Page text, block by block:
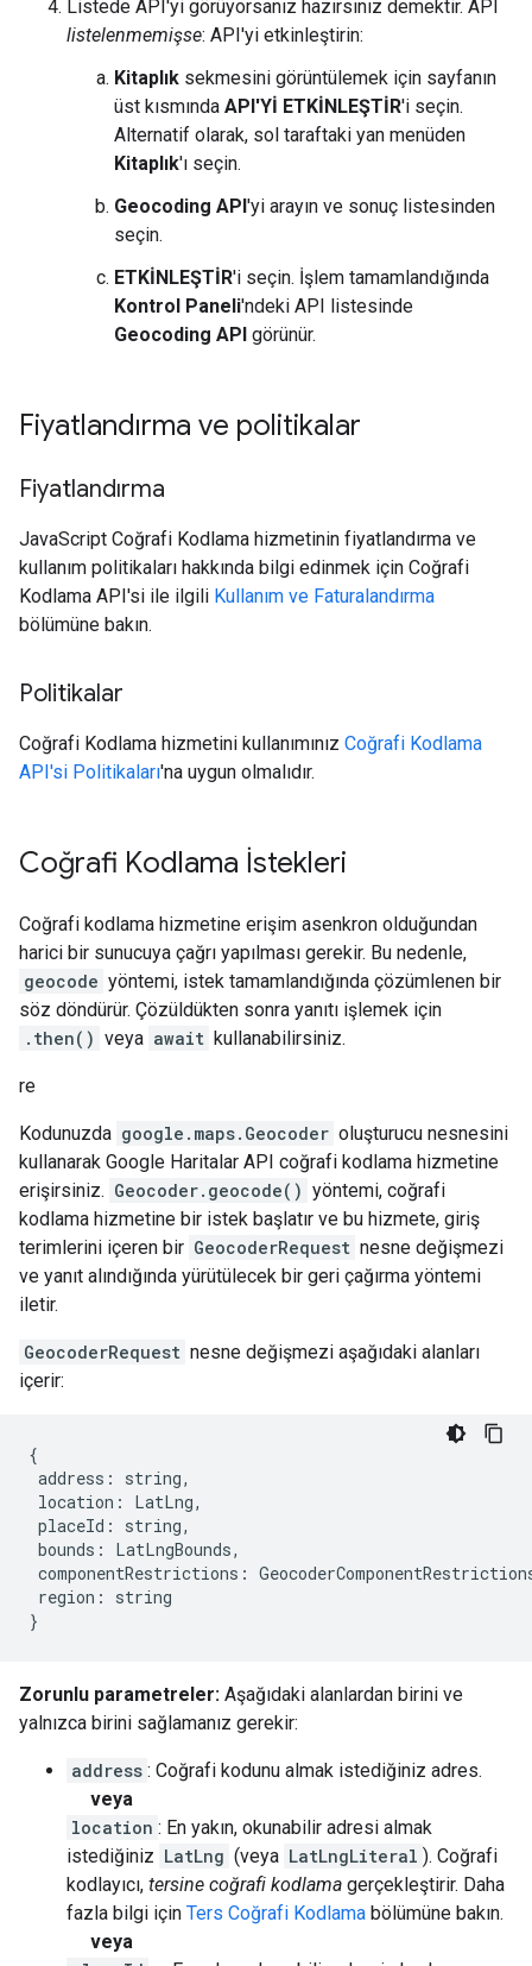
Listede API'yi görüyorsanız hazırsınız demektir. API
listelenmemişse: API'yi etkinleştirin:
Kitaplık sekmesini görüntülemek için sayfanın
üst kısmında API'Yİ ETKİNLEŞTİR'i seçin.
Alternatif olarak, sol taraftaki yan menüden
Kitaplık'ı seçin.
Geocoding API 'yi arayın ve sonuç listesinden
seçin.
ETKİNLEŞTİR'i seçin. İşlem tamamlandığında
Kontrol Paneli'ndeki API listesinde
Geocoding API görünür.
Fiyatlandırma ve politikalar
Fiyatlandırma
JavaScript Coğrafi Kodlama hizmetinin fiyatlandırma ve
kullanım politikaları hakkında bilgi edinmek için Coğrafi
Kodlama API'si ile ilgili Kullanım ve Faturalandırma
bölümüne bakın.
Politikalar
Coğrafi Kodlama hizmetini kullanımınız Coğrafi Kodlama
API'si Politikaları'na uygun olmalıdır.
Coğrafi Kodlama İstekleri
Coğrafi kodlama hizmetine erişim asenkron olduğundan
harici bir sunucuya çağrı yapılması gerekir. Bu nedenle,
geocode yöntemi, istek tamamlandığında çözümlenen bir
söz döndürür. Çözüldükten sonra yanıtı işlemek için
.then() veya await kullanabilirsiniz.
re
Kodunuzda google.maps.Geocoder oluşturucu nesnesini
kullanarak Google Haritalar API coğrafi kodlama hizmetine
erişirsiniz. Geocoder.geocode() yöntemi, coğrafi
kodlama hizmetine bir istek başlatır ve bu hizmete, giriş
terimlerini içeren bir GeocoderRequest nesne değişmezi
ve yanıt alındığında yürütülecek bir geri çağırma yöntemi
iletir.
GeocoderRequest nesne değişmezi aşağıdaki alanları
içerir:
{
address : string,
location : LatLng,
placeId : string,
bounds : LatLngBounds,
componentRestrictions :
region :
string
}
Zorunlu parametreler: Aşağıdaki alanlardan birini ve
yalnızca birini sağlamanız gerekir:
address : Coğrafi kodunu almak istediğiniz adres.
veya
location : En yakın, okunabilir adresi almak
istediğiniz LatLng (veya LatLngLiteral ). Coğrafi
kodlayıcı, tersine coğrafi kodlama gerçekleştirir. Daha
fazla bilgi için Ters Coğrafi Kodlama bölümüne bakın.
veya